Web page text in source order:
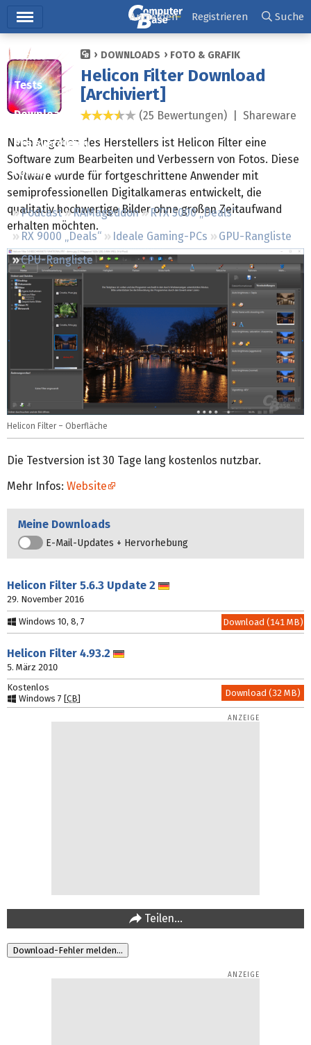
Ticker
Tests
Downloads
Preisvergleich
Forum
Podcast RAMageddon
RTX 5000 „Deals“
RX 9000 „Deals“
Ideale Gaming-PCs
GPU-Rangliste
CPU-Rangliste
Anmelden Registrieren Suche
DOWNLOADS FOTO & GRAFIK
Helicon Filter Download
[Archiviert]
3,5 Sterne
(25 Bewertungen) |Shareware
Nach Angaben des Herstellers ist Helicon Filter eine
Software zum Bearbeiten und Verbessern von Fotos. Diese
Software wurde für fortgeschrittene Anwender mit
semiprofessionellen Digitalkameras entwickelt, die
qualitativ hochwertige Bilder ohne großen Zeitaufwand
erhalten möchten.
Helicon Filter – Oberfläche
Die Testversion ist 30 Tage lang kostenlos nutzbar.
Mehr Infos: Website
Meine Downloads
E-Mail-Updates + Hervorhebung
Helicon Filter 5.6.3 Update 2
29. November 2016
Windows 10, 8, 7 Download (141 MB)
Helicon Filter 4.93.2
5. März 2010
Kostenlos
Windows 7 [CB]
Download (32 MB)
Teilen…